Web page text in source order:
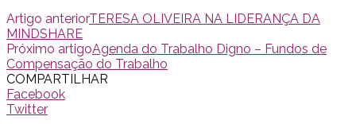
Artigo anteriorTERESA OLIVEIRA NA LIDERANÇA DA
MINDSHARE
Próximo artigoAgenda do Trabalho Digno – Fundos de
Compensação do Trabalho
COMPARTILHAR
Facebook
Twitter